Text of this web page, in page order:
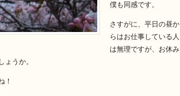
僕も同感です。
さすがに、平日の昼か
らはお仕事している人
は無理ですが、お休み
ょうか。
！